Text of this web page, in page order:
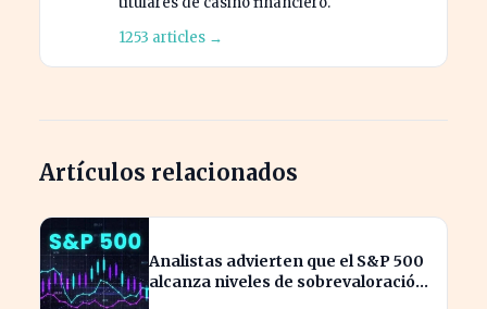
1253 articles →
Artículos relacionados
Analistas advierten que el S&P 500
alcanza niveles de sobrevaloración